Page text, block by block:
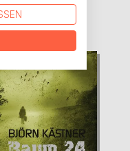
BoD